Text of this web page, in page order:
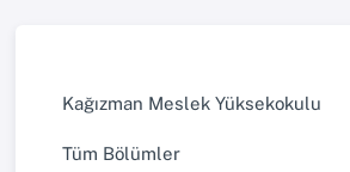
Kağızman Meslek Yüksekokulu
Tüm Bölümler